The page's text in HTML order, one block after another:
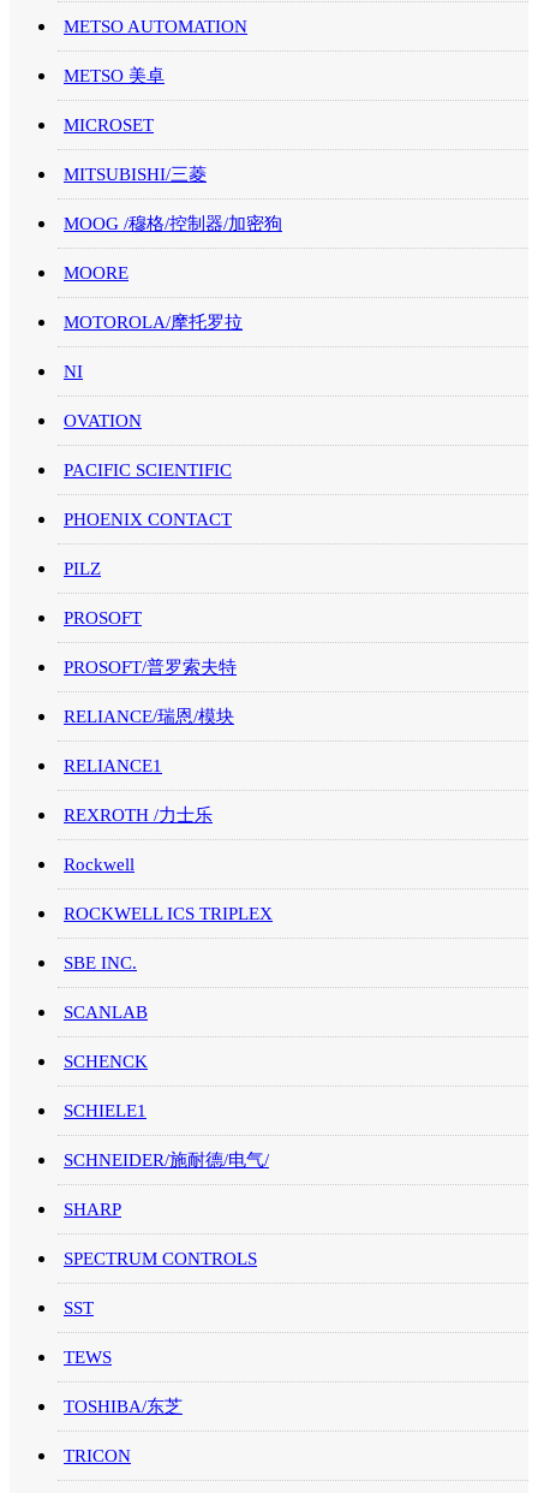
METSO AUTOMATION
METSO 美卓
MICROSET
MITSUBISHI/三菱
MOOG /穆格/控制器/加密狗
MOORE
MOTOROLA/摩托罗拉
NI
OVATION
PACIFIC SCIENTIFIC
PHOENIX CONTACT
PILZ
PROSOFT
PROSOFT/普罗索夫特
RELIANCE/瑞恩/模块
RELIANCE1
REXROTH /力士乐
Rockwell
ROCKWELL ICS TRIPLEX
SBE INC.
SCANLAB
SCHENCK
SCHIELE1
SCHNEIDER/施耐德/电气/
SHARP
SPECTRUM CONTROLS
SST
TEWS
TOSHIBA/东芝
TRICON